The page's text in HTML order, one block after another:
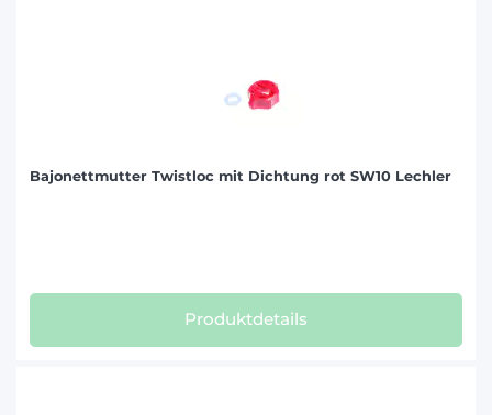
Bajonettmutter Twistloc mit Dichtung rot SW10 Lechler
Produktdetails